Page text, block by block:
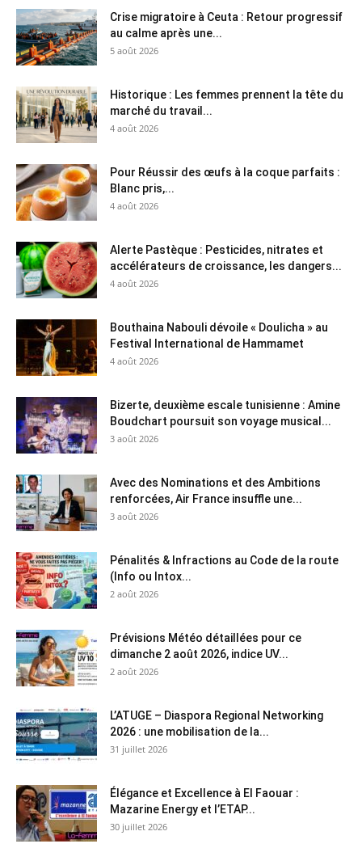
Crise migratoire à Ceuta : Retour progressif
au calme après une...
5 août 2026
Historique : Les femmes prennent la tête du
marché du travail...
4 août 2026
Pour Réussir des œufs à la coque parfaits :
Blanc pris,...
4 août 2026
Alerte Pastèque : Pesticides, nitrates et
accélérateurs de croissance, les dangers...
4 août 2026
Bouthaina Nabouli dévoile « Doulicha » au
Festival International de Hammamet
4 août 2026
Bizerte, deuxième escale tunisienne : Amine
Boudchart poursuit son voyage musical...
3 août 2026
Avec des Nominations et des Ambitions
renforcées, Air France insuffle une...
3 août 2026
Pénalités & Infractions au Code de la route
(Info ou Intox...
2 août 2026
Prévisions Météo détaillées pour ce
dimanche 2 août 2026, indice UV...
2 août 2026
L’ATUGE – Diaspora Regional Networking
2026 : une mobilisation de la...
31 juillet 2026
Élégance et Excellence à El Faouar :
Mazarine Energy et l’ETAP...
30 juillet 2026